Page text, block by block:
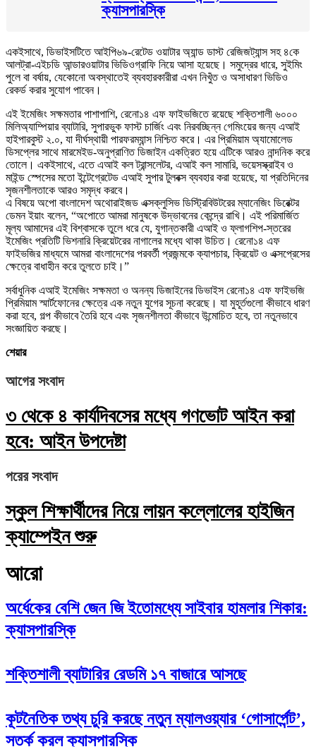
ক্যাসপারস্কি
একইসাথে, ডিভাইসটিতে আইপি৬৯-রেটেড ওয়াটার অ্যান্ড ডাস্ট রেজিজট্যান্স সহ ৪কে
আলট্রা-এইচডি আন্ডারওয়াটার ভিডিওগ্রাফি নিয়ে আসা হয়েছে। সমুদ্রের ধারে, সুইমিং
পুলে বা বর্ষায়, যেকোনো অবস্থাতেই ব্যবহারকারীরা এখন নিখুঁত ও অসাধারণ ভিডিও
রেকর্ড করার সুযোগ পাবেন।
এই ইমেজিং সক্ষমতার পাশাপাশি, রেনো১৪ এফ ফাইভজিতে রয়েছে শক্তিশালী ৬০০০
মিলিঅ্যাম্পিয়ার ব্যাটারি, সুপারভুক ফাস্ট চার্জিং এবং নিরবচ্ছিন্ন গেমিংয়ের জন্য এআই
হাইপারবুস্ট ২.০, যা দীর্ঘস্থায়ী পারফরম্যান্স নিশ্চিত করে। এর প্রিমিয়াম অ্যামোলেড
ডিসপ্লের সাথে মারমেইড-অনুপ্রাণিত ডিজাইন একত্রিত হয়ে এটিকে আরও নান্দনিক করে
তোলে। একইসাথে, এতে এআই কল ট্রান্সলেটর, এআই কল সামারি, ভয়েসস্ক্রাইব ও
মাইন্ড স্পেসের মতো ইন্টেগ্রেটেড এআই সুপার টুলবক্স ব্যবহার করা হয়েছে, যা প্রতিদিনের
সৃজনশীলতাকে আরও সমৃদ্ধ করবে।
এ বিষয়ে অপো বাংলাদেশ অথোরাইজড এক্সক্লুসিভ ডিস্ট্রিবিউটরের ম্যানেজিং ডিরেক্টর
ডেমন ইয়াং বলেন, “অপোতে আমরা মানুষকে উদ্ভাবনের কেন্দ্রে রাখি। এই পরিমার্জিত
মূল্য আমাদের এই বিশ্বাসকে তুলে ধরে যে, যুগান্তকারী এআই ও ফ্লাগশিপ-স্তরের
ইমেজিং প্রতিটি ভিশনারি ক্রিয়েটরের নাগালের মধ্যে থাকা উচিত। রেনো১৪ এফ
ফাইভজির মাধ্যমে আমরা বাংলাদেশের পরবর্তী প্রজন্মকে ক্যাপচার, ক্রিয়েট ও এক্সপ্রেসের
ক্ষেত্রে বাধাহীন করে তুলতে চাই।”
সর্বাধুনিক এআই ইমেজিং সক্ষমতা ও অনন্য ডিজাইনের ডিভাইস রেনো১৪ এফ ফাইভজি
প্রিমিয়াম স্মার্টফোনের ক্ষেত্রে এক নতুন যুগের সূচনা করেছে। যা মুহূর্তগুলো কীভাবে ধারণ
করা হবে, গল্প কীভাবে তৈরি হবে এবং সৃজনশীলতা কীভাবে উন্মোচিত হবে, তা নতুনভাবে
সংজ্ঞায়িত করছে।
শেয়ার
আগের সংবাদ
৩ থেকে ৪ কার্যদিবসের মধ্যে গণভোট আইন করা
হবে: আইন উপদেষ্টা
পরের সংবাদ
স্কুল শিক্ষার্থীদের নিয়ে লায়ন কল্লোলের হাইজিন
ক্যাম্পেইন শুরু
আরো
অর্ধেকের বেশি জেন জি ইতোমধ্যে সাইবার হামলার শিকার:
ক্যাসপারস্কি
শক্তিশালী ব্যাটারির রেডমি ১৭ বাজারে আসছে
কূটনৈতিক তথ্য চুরি করছে নতুন ম্যালওয়্যার ‘গোসার্পেন্ট’,
সতর্ক করল ক্যাসপারস্কি